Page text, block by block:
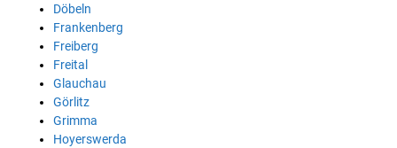
Döbeln
Frankenberg
Freiberg
Freital
Glauchau
Görlitz
Grimma
Hoyerswerda